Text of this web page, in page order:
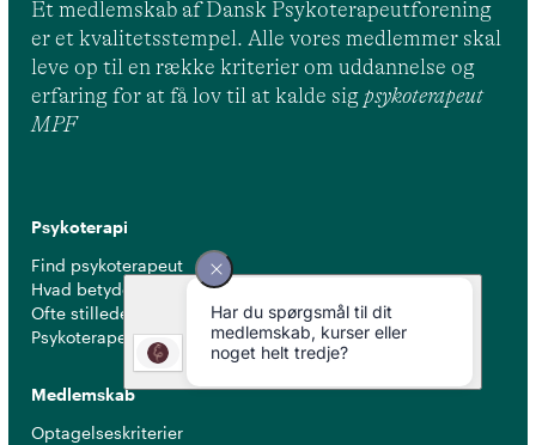
Et medlemskab af Dansk Psykoterapeutforening
er et kvalitetsstempel. Alle vores medlemmer skal
leve op til en række kriterier om uddannelse og
erfaring for at få lov til at kalde sig psykoterapeut
MPF
Psykoterapi
Find psykoterapeut
Hvad betyder titlen 'psykoterapeut MPF' ?
Ofte stillede spørgsmål
Psykoterapeuter nær dig
Medlemskab
Optagelseskriterier